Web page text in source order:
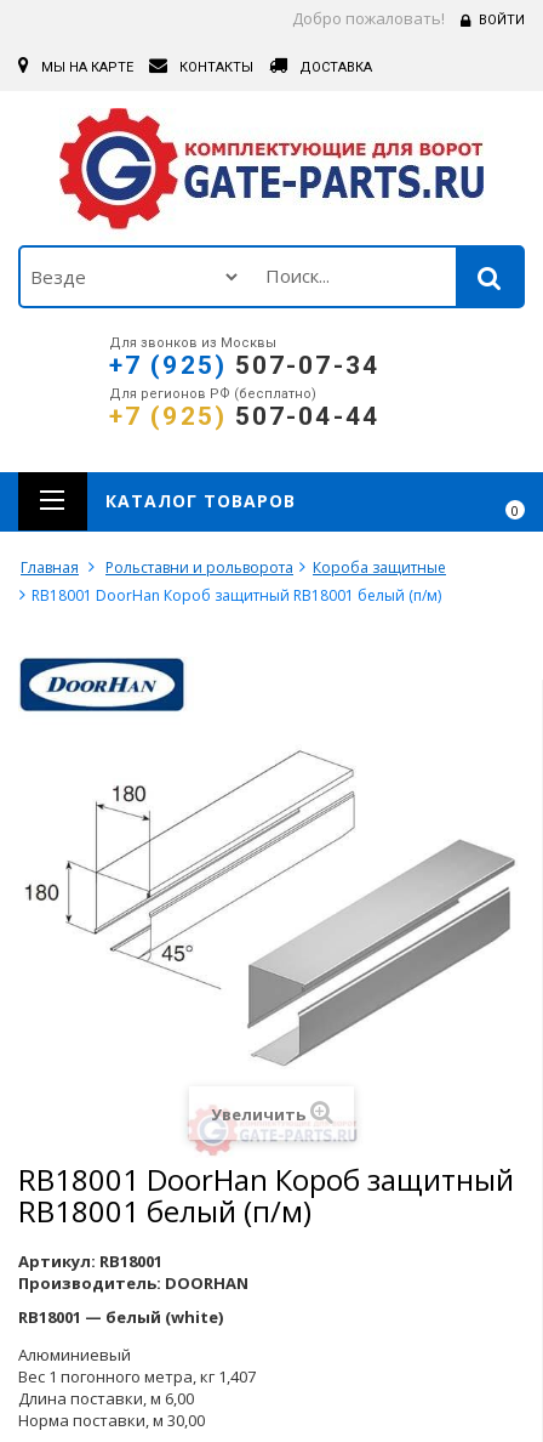
Добро пожаловать! ВОЙТИ
МЫ НА КАРТЕ КОНТАКТЫ ДОСТАВКА
Для звонков из Москвы
+7 (925) 507-07-34
Для регионов РФ (бесплатно)
+7 (925) 507-04-44
0
КАТАЛОГ ТОВАРОВ
Главная Рольставни и рольворота
Короба защитные
RB18001 DoorHan Короб защитный RB18001 белый (п/м)
Увеличить
RB18001 DoorHan Короб защитный
RB18001 белый (п/м)
Артикул: RB18001
Производитель: DOORHAN
RB18001 — белый (white)
Алюминиевый
Вес 1 погонного метра, кг 1,407
Длина поставки, м 6,00
Норма поставки, м 30,00